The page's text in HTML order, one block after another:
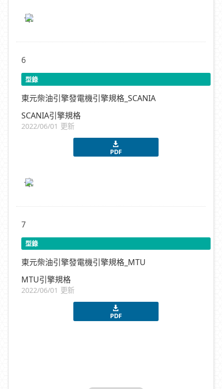
6
型錄
東元柴油引擎發電機引擎規格_SCANIA
SCANIA引擎規格
2022/06/01 更新
PDF
7
型錄
東元柴油引擎發電機引擎規格_MTU
MTU引擎規格
2022/06/01 更新
PDF